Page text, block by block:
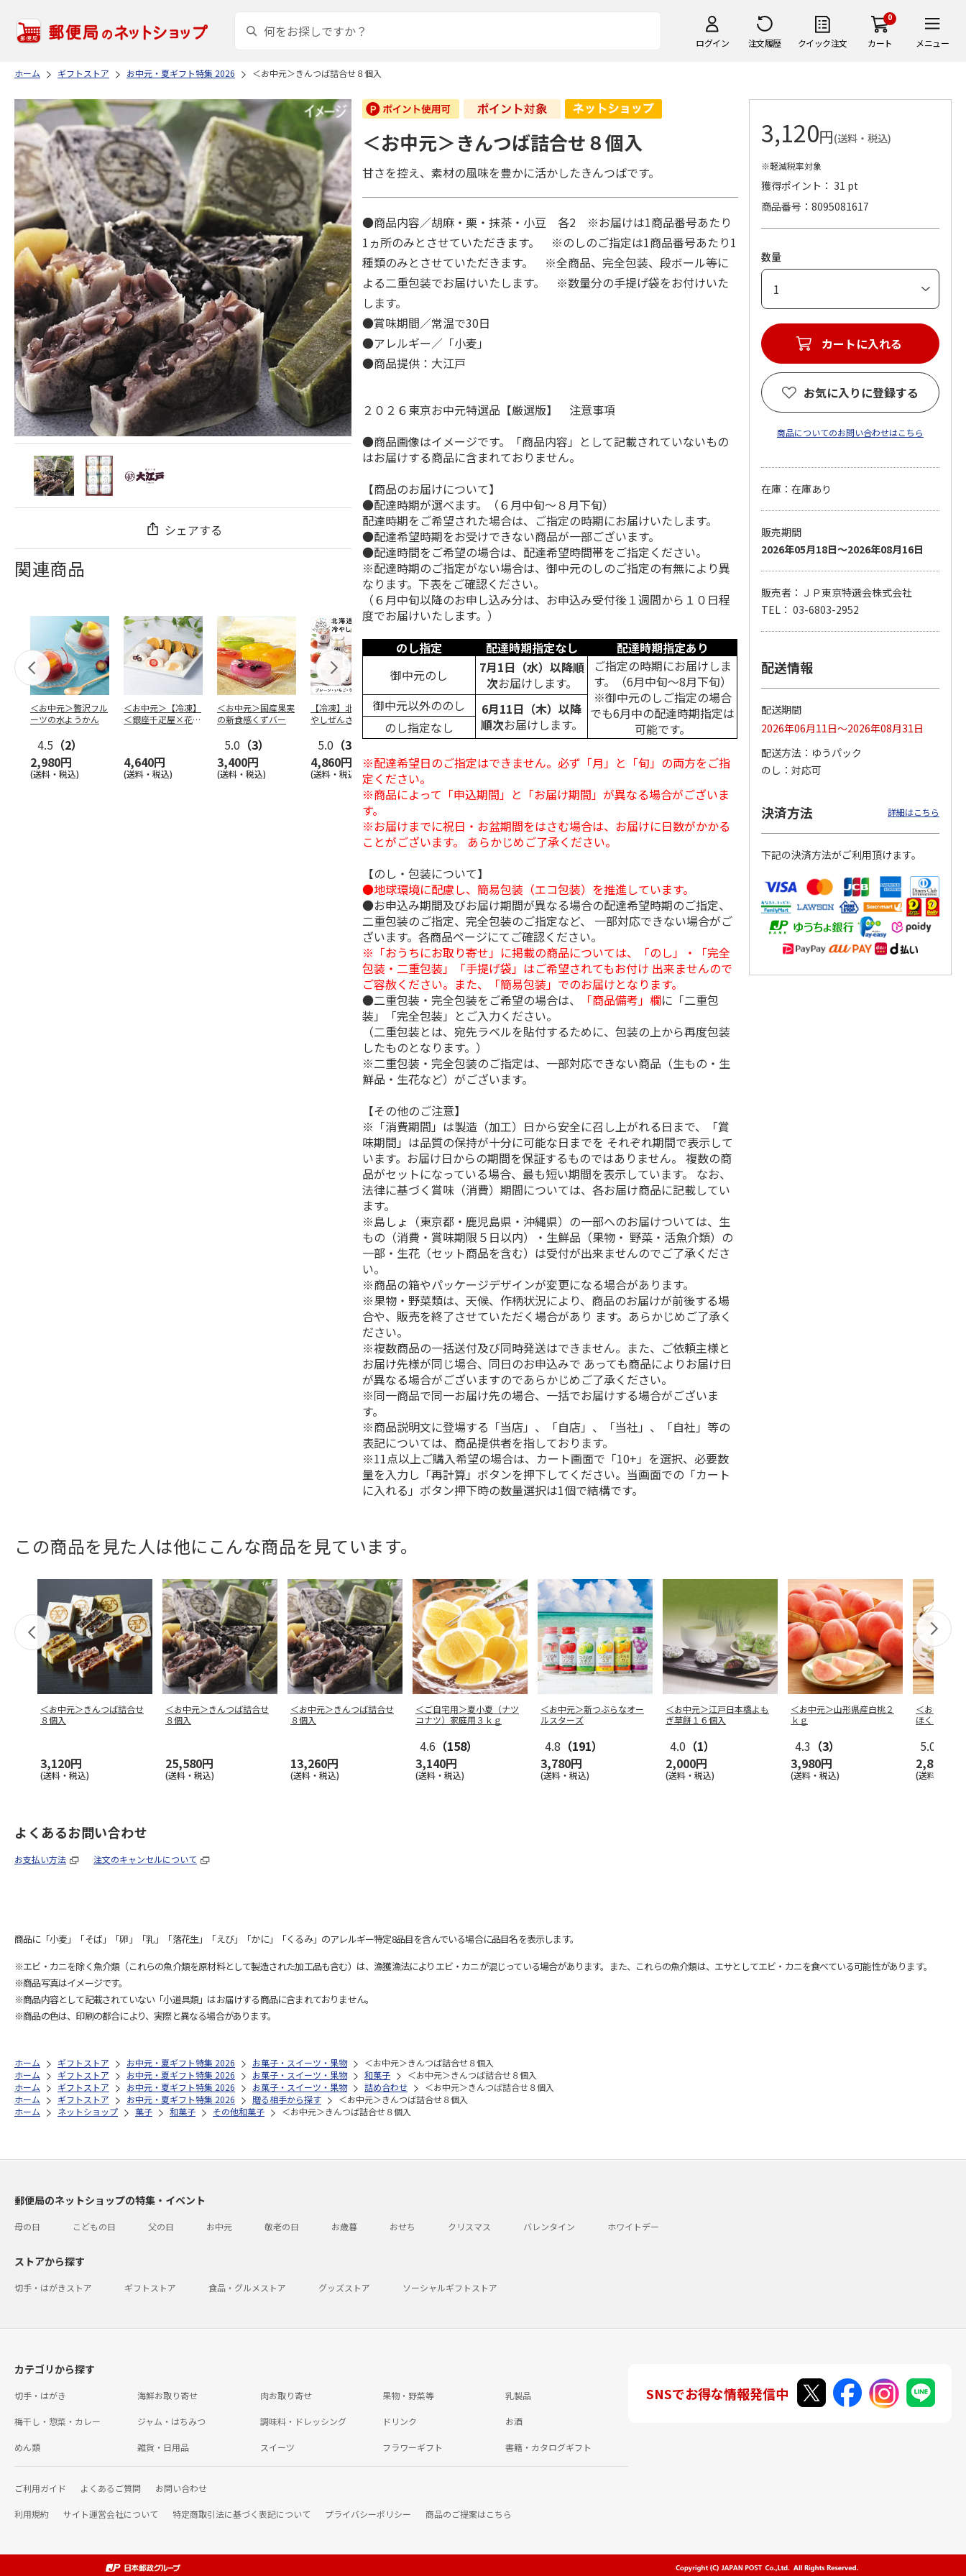
ログイン 注文履歴 クイック注文
0
カート メニュー
ホーム ギフトストア お中元・夏ギフト特集 2026 ＜お中元＞きんつば詰合せ８個入
シェアする
関連商品
＜お中元＞贅沢フル
ーツの水ようかん
4.5 （2）
2,980円
(送料・税込)
＜お中元＞【冷凍】
＜銀座千疋屋×花園
4,640円
(送料・税込)
＜お中元＞国産果実
の新食感くずバー
5.0 （3）
3,400円
(送料・税込)
【冷凍】北海道 冷
やしぜんざい 3種6
5.0 （3）
4,860円
(送料・税込)
＜お中元＞東京あん
バターパンケーキ６
個入
4.0（1）
2,300円
(送料・税込)
＜お中元＞ななこ
夏
3,240円
＜お中元＞ななこ
夏
4.5（2）
2,160円
＜お中元＞江戸日本
橋よもぎ草餅１６個
4.0（1）
2,000円
金澤小町 KMC-15Ｒ
4.8
（4）
2,380円
(送料・税込)
＜お中元＞きんつば詰合せ８個入
甘さを控え、素材の風味を豊かに活かしたきんつばです。
●商品内容／胡麻・栗・抹茶・小豆 各2 ※お届けは1商品番号あたり
1ヵ所のみとさせていただきます。 ※のしのご指定は1商品番号あたり1
種類のみとさせていただきます。 ※全商品、完全包装、段ボール等に
よる二重包装でお届けいたします。 ※数量分の手提げ袋をお付けいた
します。
●賞味期間／常温で30日
●アレルギー／「小麦」
●商品提供：大江戸
２０２６東京お中元特選品【厳選版】 注意事項
●商品画像はイメージです。「商品内容」として記載されていないもの
はお届けする商品に含まれておりません。
【商品のお届けについて】
●配達時期が選べます。（６月中旬～８月下旬）
配達時期をご希望された場合は、ご指定の時期にお届けいたします。
●配達希望時期をお受けできない商品が一部ございます。
●配達時間をご希望の場合は、配達希望時間帯をご指定ください。
※配達時期のご指定がない場合は、御中元のしのご指定の有無により異
なります。下表をご確認ください。
（６月中旬以降のお申し込み分は、お申込み受付後１週間から１０日程
度でお届けいたします。）
のし指定
配達時期指定なし
配達時期指定あり
御中元のし
7月1日（水）以降順
次お届けします。
ご指定の時期にお届けしま
す。（6月中旬～8月下旬）
※御中元のしご指定の場合
でも6月中の配達時期指定は
可能です。
御中元以外ののし
6月11日（木）以降
順次お届けします。
のし指定なし
※配達希望日のご指定はできません。必ず「月」と「旬」の両方をご指
定ください。
※商品によって「申込期間」と「お届け期間」が異なる場合がございま
す。
※お届けまでに祝日・お盆期間をはさむ場合は、お届けに日数がかかる
ことがございます。 あらかじめご了承ください。
【のし・包装について】
●地球環境に配慮し、簡易包装（エコ包装）を推進しています。
●お申込み期間及びお届け期間が異なる場合の配達希望時期のご指定、
二重包装のご指定、完全包装のご指定など、 一部対応できない場合がご
ざいます。各商品ページにてご確認ください。
※「おうちにお取り寄せ」に掲載の商品については、「のし」・「完全
包装・二重包装」「手提げ袋」はご希望されてもお付け 出来ませんので
ご容赦ください。また、「簡易包装」でのお届けとなります。
●二重包装・完全包装をご希望の場合は、
「商品備考」欄に「二重包
装」「完全包装」とご入力ください。
（二重包装とは、宛先ラベルを貼付するために、包装の上から再度包装
したものとなります。）
※二重包装・完全包装のご指定は、一部対応できない商品（生もの・生
鮮品・生花など）がございます。
【その他のご注意】
※「消費期間」は製造（加工）日から安全に召し上がれる日まで、「賞
味期間」は品質の保持が十分に可能な日までを それぞれ期間で表示して
います。お届け日からの期間を保証するものではありません。 複数の商
品がセットになっている場合、最も短い期間を表示しています。 なお、
法律に基づく賞味（消費）期間については、各お届け商品に記載してい
ます。
※島しょ（東京都・鹿児島県・沖縄県）の一部へのお届けついては、生
もの（消費・賞味期限５日以内）・生鮮品（果物・ 野菜・活魚介類）の
一部・生花（セット商品を含む）は受付が出来ませんのでご了承くださ
い。
※商品の箱やパッケージデザインが変更になる場合があります。
※果物・野菜類は、天候、作柄状況により、商品のお届けが前後する場
合や、販売を終了させていただく場合があり ます。あらかじめご了承く
ださい。
※複数商品の一括送付及び同時発送はできません。また、ご依頼主様と
お届け先様が同じ場合、同日のお申込みで あっても商品によりお届け日
が異なる場合がございますのであらかじめご了承ください。
※同一商品で同一お届け先の場合、一括でお届けする場合がございま
す。
※商品説明文に登場する「当店」、「自店」、「当社」、「自社」等の
表記については、商品提供者を指しております。
※11点以上ご購入希望の場合は、カート画面で「10+」を選択、必要数
量を入力し「再計算」ボタンを押下してください。当画面での「カート
に入れる」ボタン押下時の数量選択は1個で結構です。
3,120円(送料・税込)
※軽減税率対象
獲得ポイント： 31 pt
商品番号
8095081617
数量
カートに入れる
お気に入りに登録する
商品についてのお問い合わせはこちら
在庫：在庫あり
販売期間
2026年05月18日～2026年08月16日
販売者：ＪＰ東京特選会株式会社
TEL： 03-6803-2952
配送情報
配送期間
2026年06月11日～2026年08月31日
配送方法
ゆうパック
のし
対応可
決済方法 詳細はこちら
下記の決済方法がご利用頂けます。
この商品を見た人は他にこんな商品を見ています。
＜お中元＞きんつば詰合せ
８個入
3,120円
(送料・税込)
＜お中元＞きんつば詰合せ
８個入
25,580円
(送料・税込)
＜お中元＞きんつば詰合せ
８個入
13,260円
(送料・税込)
＜ご自宅用＞夏小夏（ナツ
コナツ）家庭用３ｋｇ
4.6 （158）
3,140円
(送料・税込)
＜お中元＞新つぶらなオー
ルスターズ
4.8 （191）
3,780円
(送料・税込)
＜お中元＞江戸日本橋よも
ぎ草餅１６個入
4.0 （1）
2,000円
(送料・税込)
＜お中元＞山形県産白桃２
ｋｇ
4.3 （3）
3,980円
(送料・税込)
＜お中元
ほくほくミ
5.0
2,800円
(送料・税込)
よくあるお問い合わせ
お支払い方法 注文のキャンセルについて
商品に「小麦」「そば」「卵」「乳」「落花生」「えび」「かに」「くるみ」のアレルギー特定8品目を含んでいる場合に品目名を表示します。
※エビ・カニを除く魚介類（これらの魚介類を原材料として製造された加工品も含む）は、漁獲漁法によりエビ・カニが混じっている場合があります。また、これらの魚介類は、エサとしてエビ・カニを食べている可能性があります。
※商品写真はイメージです。
※商品内容として記載されていない「小道具類」はお届けする商品に含まれておりません。
※商品の色は、印刷の都合により、実際と異なる場合があります。
ホーム ギフトストア お中元・夏ギフト特集 2026 お菓子・スイーツ・果物
＜お中元＞きんつば詰合せ８個入
ホーム
ギフトストア お中元・夏ギフト特集 2026 お菓子・スイーツ・果物 和菓子
＜お中元＞きんつば詰合せ８個入
ホーム
ギフトストア お中元・夏ギフト特集 2026 お菓子・スイーツ・果物 詰め合わせ
＜お中元＞きんつば詰合せ８個入
ホーム
ギフトストア お中元・夏ギフト特集 2026 贈る相手から探す
＜お中元＞きんつば詰合せ８個入
ホーム
ネットショップ 菓子 和菓子 その他和菓子 ＜お中元＞きんつば詰合せ８個入
郵便局のネットショップの特集・イベント
母の日 こどもの日 父の日 お中元 敬老の日 お歳暮 おせち クリスマス バレンタイン ホワイトデー
ストアから探す
切手・はがきストア ギフトストア 食品・グルメストア グッズストア ソーシャルギフトストア
カテゴリから探す
切手・はがき 海鮮お取り寄せ 肉お取り寄せ 果物・野菜等 乳製品
梅干し・惣菜・カレー ジャム・はちみつ 調味料・ドレッシング ドリンク お酒
めん類 雑貨・日用品 スイーツ フラワーギフト 書籍・カタログギフト
ご利用ガイド よくあるご質問 お問い合わせ
利用規約 サイト運営会社について 特定商取引法に基づく表記について プライバシーポリシー 商品のご提案はこちら
SNSでお得な情報発信中